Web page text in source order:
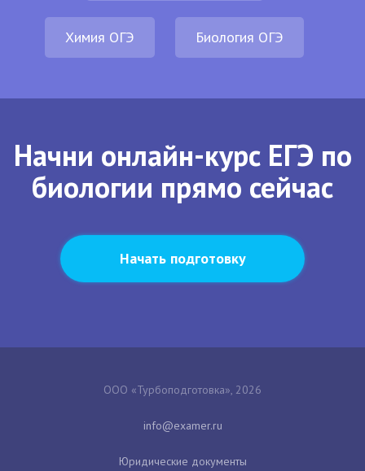
Химия ОГЭ Биология ОГЭ
Начни онлайн-курс ЕГЭ по
биологии прямо сейчас
Начать подготовку
ООО «Турбоподготовка», 2026
Юридические документы